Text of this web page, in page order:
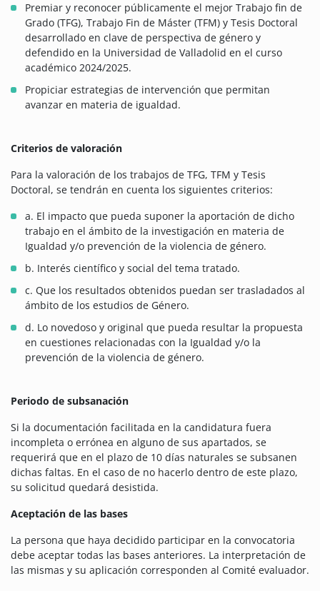
Premiar y reconocer públicamente el mejor Trabajo fin de
Grado (TFG), Trabajo Fin de Máster (TFM) y Tesis Doctoral
desarrollado en clave de perspectiva de género y
defendido en la Universidad de Valladolid en el curso
académico 2024/2025.
Propiciar estrategias de intervención que permitan
avanzar en materia de igualdad.
Criterios de valoración
Para la valoración de los trabajos de TFG, TFM y Tesis
Doctoral, se tendrán en cuenta los siguientes criterios:
a. El impacto que pueda suponer la aportación de dicho
trabajo en el ámbito de la investigación en materia de
Igualdad y/o prevención de la violencia de género.
b. Interés científico y social del tema tratado.
c. Que los resultados obtenidos puedan ser trasladados al
ámbito de los estudios de Género.
d. Lo novedoso y original que pueda resultar la propuesta
en cuestiones relacionadas con la Igualdad y/o la
prevención de la violencia de género.
Periodo de subsanación
Si la documentación facilitada en la candidatura fuera
incompleta o errónea en alguno de sus apartados, se
requerirá que en el plazo de 10 días naturales se subsanen
dichas faltas. En el caso de no hacerlo dentro de este plazo,
su solicitud quedará desistida.
Aceptación de las bases
La persona que haya decidido participar en la convocatoria
debe aceptar todas las bases anteriores. La interpretación de
las mismas y su aplicación corresponden al Comité evaluador.